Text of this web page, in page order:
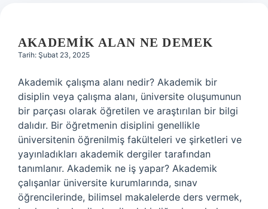
AKADEMIK ALAN NE DEMEK
Tarih: Şubat 23, 2025
Akademik çalışma alanı nedir? Akademik bir
disiplin veya çalışma alanı, üniversite oluşumunun
bir parçası olarak öğretilen ve araştırılan bir bilgi
dalıdır. Bir öğretmenin disiplini genellikle
üniversitenin öğrenilmiş fakülteleri ve şirketleri ve
yayınladıkları akademik dergiler tarafından
tanımlanır. Akademik ne iş yapar? Akademik
çalışanlar üniversite kurumlarında, sınav
öğrencilerinde, bilimsel makalelerde ders vermek,